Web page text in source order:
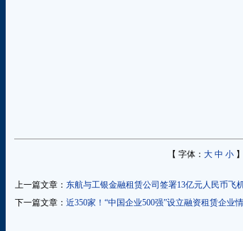
【 字体： 大 中 小
上一篇文章： 东航与工银金融租赁公司签署13亿元人民币飞
下一篇文章： 近350家！“中国企业500强”设立融资租赁企业